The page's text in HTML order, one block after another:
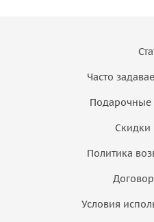
Часто
Подарочные
Скидки
Политика
Условия